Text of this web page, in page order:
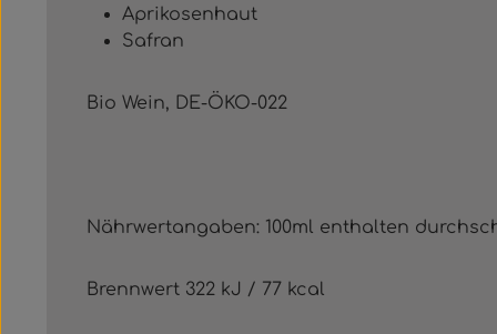
Aprikosenhaut
Safran
Bio Wein, DE-ÖKO-022
Nährwertangaben: 100ml enthalten
Brennwert 322 kJ / 77 kcal